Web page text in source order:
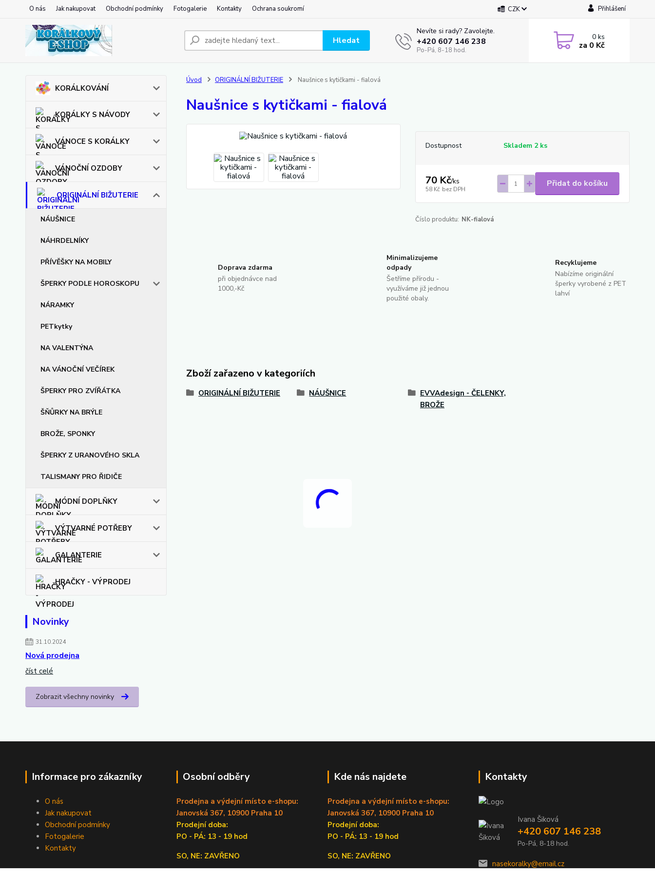
O nás Jak nakupovat Obchodní podmínky Fotogalerie Kontakty Ochrana soukromí CZK Přihlášení
Hledat
Nevíte si rady? Zavolejte.
+420 607 146 238
Po-Pá, 8-18 hod.
0ks
za 0 Kč
KORÁLKOVÁNÍ
KORÁLKY S NÁVODY
VÁNOCE S KORÁLKY
VÁNOČNÍ OZDOBY
ORIGINÁLNÍ BIŽUTERIE
NÁUŠNICE
NÁHRDELNÍKY
PŘÍVĚŠKY NA MOBILY
ŠPERKY PODLE HOROSKOPU
NÁRAMKY
PETkytky
NA VALENTÝNA
NA VÁNOČNÍ VEČÍREK
ŠPERKY PRO ZVÍŘÁTKA
ŠŇŮRKY NA BRÝLE
BROŽE, SPONKY
ŠPERKY Z URANOVÉHO SKLA
TALISMANY PRO ŘIDIČE
MÓDNÍ DOPLŇKY
VÝTVARNÉ POTŘEBY
GALANTERIE
HRAČKY - VÝPRODEJ
Novinky
31.10.2024
Nová prodejna
číst celé
Zobrazit všechny novinky
Úvod ORIGINÁLNÍ BIŽUTERIE Naušnice s kytičkami - fialová
Naušnice s kytičkami - fialová
Dostupnost Skladem 2 ks
70 Kč/ks
58 Kč bez DPH
Přidat do košíku
Číslo produktu: NK-fialová
Doprava zdarma
při objednávce nad
1000,-Kč
Minimalizujeme
odpady
Šetříme přírodu -
využíváme již jednou
použité obaly.
Recyklujeme
Nabízíme originální
šperky vyrobené z PET
lahví
Zboží zařazeno v kategoriích
ORIGINÁLNÍ BIŽUTERIE NÁUŠNICE
EVVAdesign - ČELENKY,
BROŽE
Informace pro zákazníky
O nás
Jak nakupovat
Obchodní podmínky
Fotogalerie
Kontakty
Osobní odběry
Prodejna a výdejní místo e-shopu:
Janovská 367, 10900 Praha 10
Prodejní doba:
PO - PÁ: 13 - 19 hod
SO, NE: ZAVŘENO
Kde nás najdete
Prodejna a výdejní místo e-shopu:
Janovská 367, 10900 Praha 10
Prodejní doba:
PO - PÁ: 13 - 19 hod
SO, NE: ZAVŘENO
Kontakty
Ivana Šiková
+420 607 146 238
Po-Pá, 8-18 hod.
nasekoralky@email.cz